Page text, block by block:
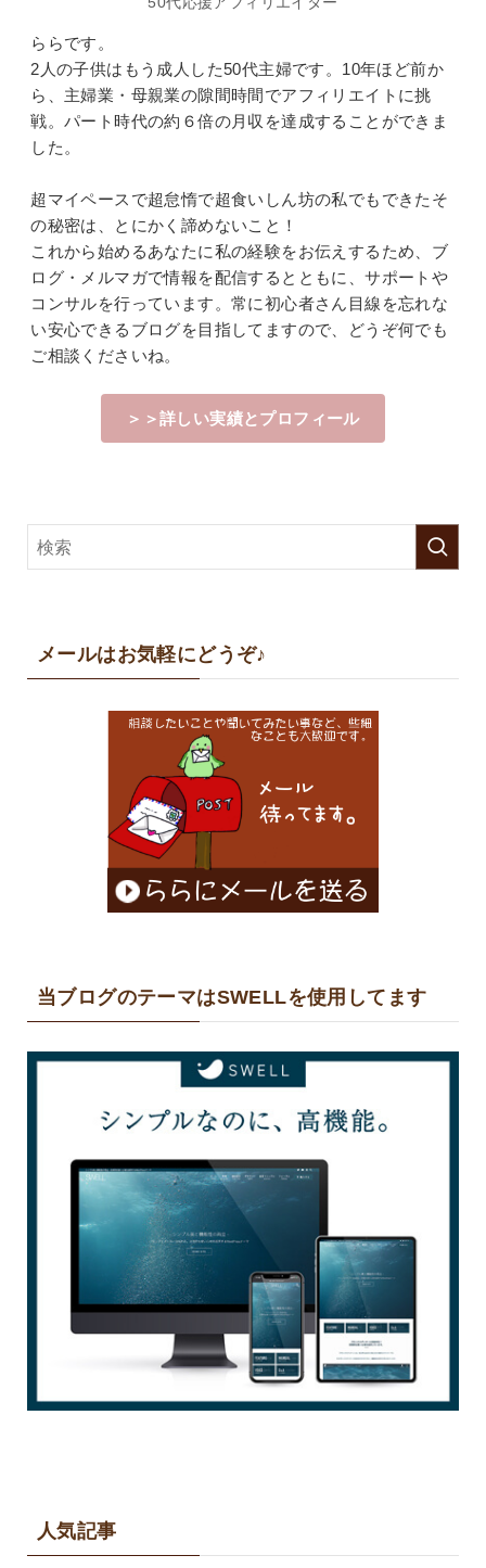
ららです。
2人の子供はもう成人した50代主婦です。10年ほど前か
ら、主婦業・母親業の隙間時間でアフィリエイトに挑
戦。パート時代の約６倍の月収を達成することができま
した。
超マイペースで超怠惰で超食いしん坊の私でもできたそ
の秘密は、とにかく諦めないこと！
これから始めるあなたに私の経験をお伝えするため、ブ
ログ・メルマガで情報を配信するとともに、サポートや
コンサルを行っています。常に初心者さん目線を忘れな
い安心できるブログを目指してますので、どうぞ何でも
ご相談くださいね。
＞＞詳しい実績とプロフィール
メールはお気軽にどうぞ♪
当ブログのテーマはSWELLを使用してます
人気記事